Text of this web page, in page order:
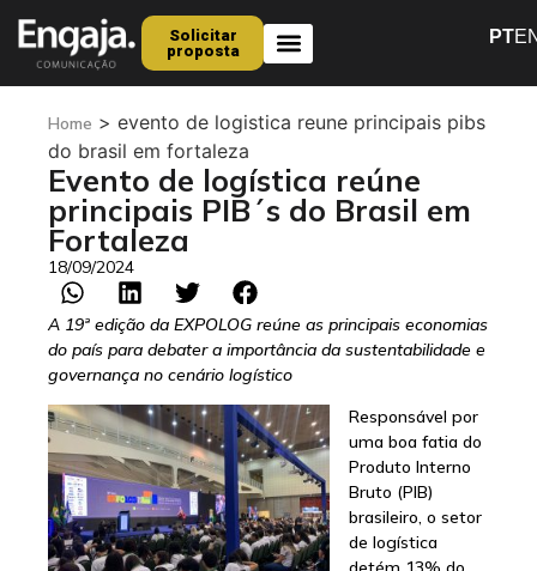
Solicitar
proposta
PT
Home >evento de logistica reune principais pibs
do brasil em fortaleza
Evento de logística reúne
principais PIB´s do Brasil em
Fortaleza
18/09/2024
A 19ª edição da EXPOLOG reúne as principais economias
do país para debater a importância da sustentabilidade e
governança no cenário logístico
Responsável por
uma boa fatia do
Produto Interno
Bruto (PIB)
brasileiro, o setor
de logística